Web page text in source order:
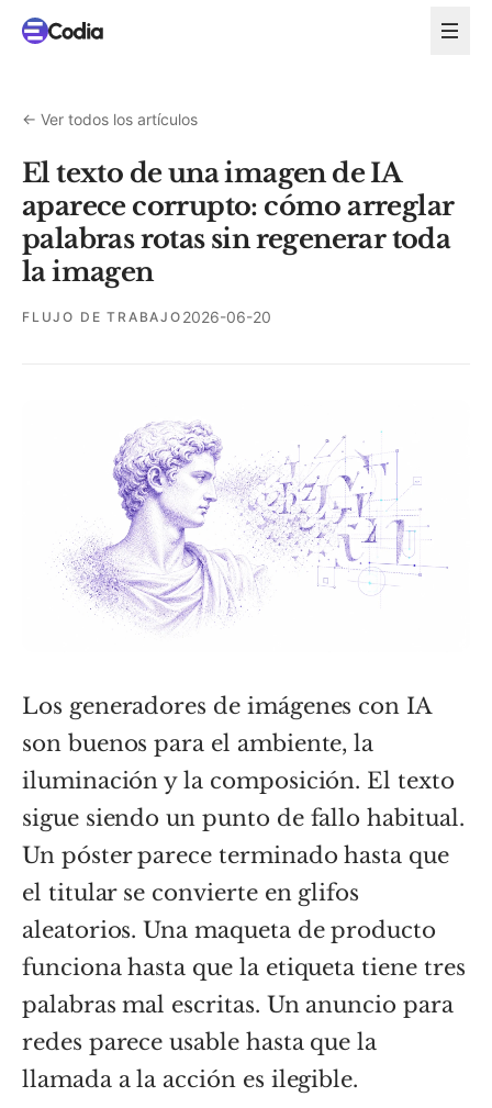
← Ver todos los artículos
El texto de una imagen de IA
aparece corrupto: cómo arreglar
palabras rotas sin regenerar toda
la imagen
FLUJO DE TRABAJO 2026-06-20
Los generadores de imágenes con IA
son buenos para el ambiente, la
iluminación y la composición. El texto
sigue siendo un punto de fallo habitual.
Un póster parece terminado hasta que
el titular se convierte en glifos
aleatorios. Una maqueta de producto
funciona hasta que la etiqueta tiene tres
palabras mal escritas. Un anuncio para
redes parece usable hasta que la
llamada a la acción es ilegible.